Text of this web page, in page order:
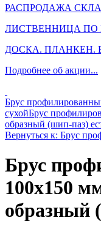
РАСПРОДАЖА
ЛИСТВЕННИЦА ПО
ДОСКА. ПЛАНКЕН.
Подробнее об акции...
Брус
сухойБрус
образный (шип-паз)
Вернуться к: Брус
Брус
100х150
образный